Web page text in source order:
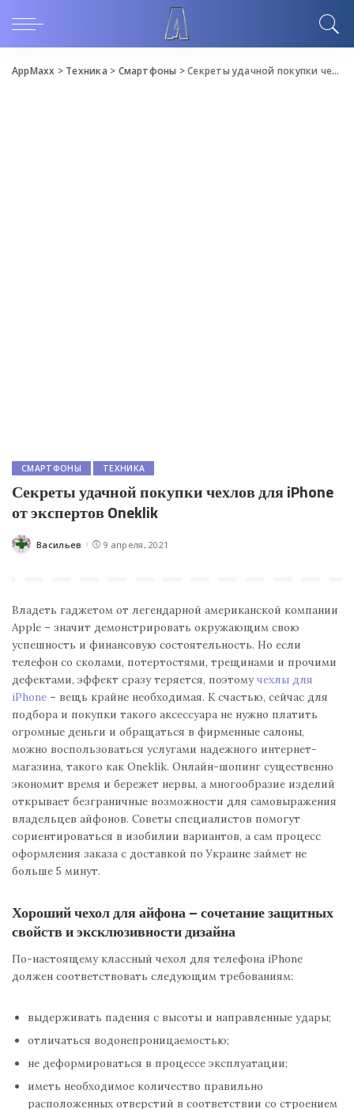
AppMaxx > Техника > Смартфоны >Секреты удачной покупки чехлов для iPhone от экспертов Oneklik
СМАРТФОНЫ ТЕХНИКА
Секреты удачной покупки чехлов для iPhone
от экспертов Oneklik
Posted
Васильев 9 апреля, 2021
Владеть гаджетом от легендарной американской компании
Apple – значит демонстрировать окружающим свою
успешность и финансовую состоятельность. Но если
телефон со сколами, потертостями, трещинами и прочими
дефектами, эффект сразу теряется, поэтомучехлы для
iPhone – вещь крайне необходимая. К счастью, сейчас для
подбора и покупки такого аксессуара не нужно платить
огромные деньги и обращаться в фирменные салоны,
можно воспользоваться услугами надежного интернет-
магазина, такого как Oneklik. Онлайн-шопинг существенно
экономит время и бережет нервы, а многообразие изделий
открывает безграничные возможности для самовыражения
владельцев айфонов. Советы специалистов помогут
сориентироваться в изобилии вариантов, а сам процесс
оформления заказа с доставкой по Украине займет не
больше 5 минут.
Хороший чехол для айфона – сочетание защитных
свойств и эксклюзивности дизайна
По-настоящему классный чехол для телефона iPhone
должен соответствовать следующим требованиям:
выдерживать падения с высоты и направленные удары;
отличаться водонепроницаемостью;
не деформироваться в процессе эксплуатации;
иметь необходимое количество правильно
расположенных отверстий в соответствии со строением